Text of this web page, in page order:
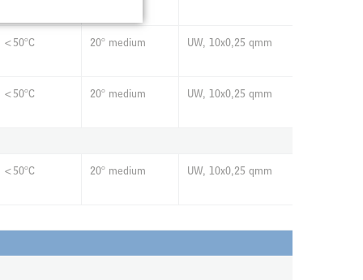
<50°C 20° medium UW, 10x0,25 qmm
<50°C 20° medium UW, 10x0,25 qmm
<50°C 20° medium UW, 10x0,25 qmm